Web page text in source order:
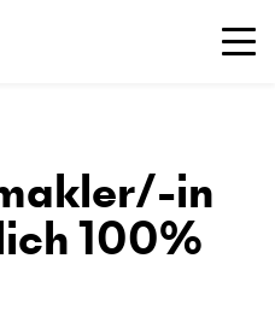
in
100%